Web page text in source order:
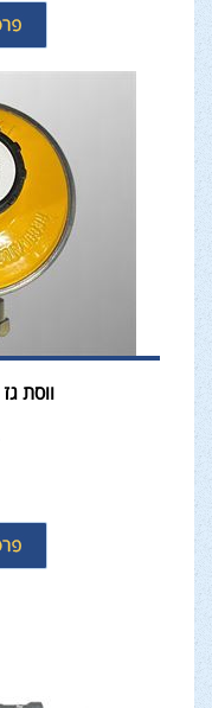
ווסת גז 30 מיליבר / 10 קג"ש